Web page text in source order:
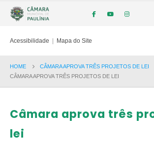
Acessibilidade | Mapa do Site
HOME CÂMARA APROVA TRÊS PROJETOS DE LEI
CÂMARA APROVA TRÊS PROJETOS DE LEI
Câmara aprova três
lei